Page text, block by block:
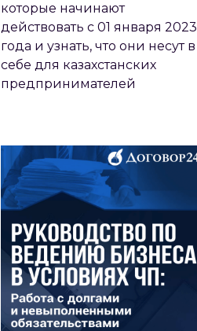
которые начинают
действовать с 01 января 2023
года и узнать, что они несут в
себе для казахстанских
предпринимателей
РУКОВОДСТВО ПО ВЕДЕНИЮ